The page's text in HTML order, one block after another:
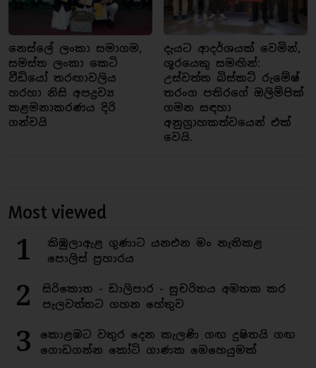
නෙස්ලේ ලංකා සමාගම,
සමස්ත ලංකා කෙටි
වීඩියෝ තරඟාවලිය
හරහා නිසි අපද්‍රව්‍ය
කළමනාකරණය දිරි
ගන්වයි
දැයට ආදර්ශයක් වෙමින්,
ශූරයෙකු සමඟින්:
උස්වත්ත බිස්කට් රුමේෂ්
තරංග පතිරගේ ඔලිම්පික්
ගමන සඳහා
අනුග්‍රාහකත්වයෙන් එක්
වෙයි.
Most viewed
1
කිඹුලාඇළ ගුණාට යනඑන මං නැතිකළ
පොලිස් ප්‍රහාරය
2
සිරිකොත - ඩාලිපාර - සුචරිතය අමතක කර
පැලවත්තට ගහන හේතුව
3
කොළඹට වතුර දෙන කැලණි ගඟ දුෂිතයි ගඟ
ගොඩගන්න කෝටි ගාණක මෙහෙයුමක්